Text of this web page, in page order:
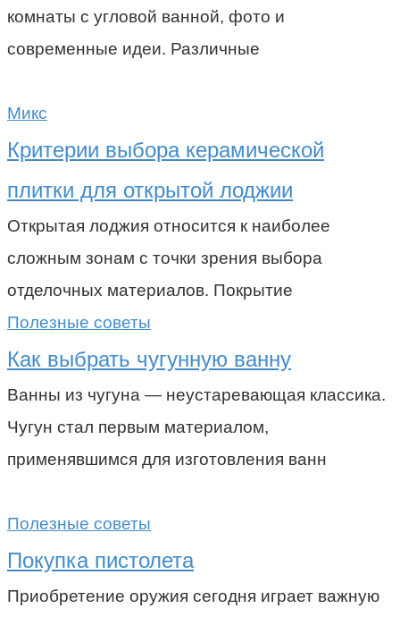
комнаты с угловой ванной, фото и
современные идеи. Различные
Микс
Критерии выбора керамической
плитки для открытой лоджии
Открытая лоджия относится к наиболее
сложным зонам с точки зрения выбора
отделочных материалов. Покрытие
Полезные советы
Как выбрать чугунную ванну
Ванны из чугуна — неустаревающая классика.
Чугун стал первым материалом,
применявшимся для изготовления ванн
Полезные советы
Покупка пистолета
Приобретение оружия сегодня играет важную